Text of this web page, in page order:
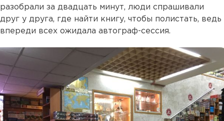
разобрали за двадцать минут, люди спрашивали
друг у друга, где найти книгу, чтобы полистать, ведь
впереди всех ожидала автограф-сессия.